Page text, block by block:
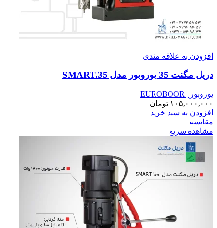
افزودن به علاقه مندی
دریل مگنت 35 یوروبور مدل SMART.35
یوروبور | EUROBOOR
۱۰۵,۰۰۰,۰۰۰ تومان
افزودن به سبد خرید
مقایسه
مشاهده سریع